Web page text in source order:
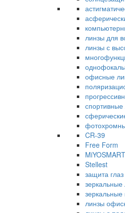
линзы для
линзы с
офисные
CR-39
Free Form
MiYOSMART
Stellest
защита
зеркальные
зеркальные
линзы